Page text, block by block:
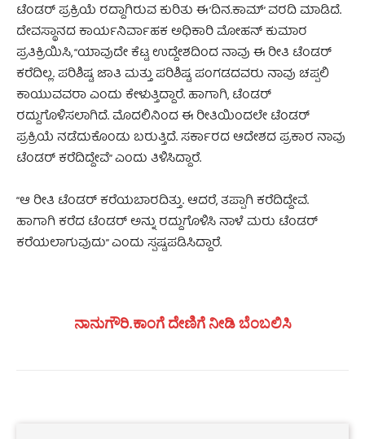
ಟೆಂಡರ್‌ ಪ್ರಕ್ರಿಯೆ ರದ್ದಾಗಿರುವ ಕುರಿತು ಈ ‘ದಿನ.ಕಾಮ್‌’ ವರದಿ ಮಾಡಿದೆ.
ದೇವಸ್ಥಾನದ ಕಾರ್ಯನಿರ್ವಾಹಕ ಅಧಿಕಾರಿ ಮೋಹನ್ ಕುಮಾರ
ಪ್ರತಿಕ್ರಿಯಿಸಿ, “ಯಾವುದೇ ಕೆಟ್ಟ ಉದ್ದೇಶದಿಂದ ನಾವು ಈ ರೀತಿ ಟೆಂಡರ್
ಕರೆದಿಲ್ಲ. ಪರಿಶಿಷ್ಟ ಜಾತಿ ಮತ್ತು ಪರಿಶಿಷ್ಟ ಪಂಗಡದವರು ನಾವು ಚಪ್ಪಲಿ
ಕಾಯುವವರಾ ಎಂದು ಕೇಳುತ್ತಿದ್ದಾರೆ. ಹಾಗಾಗಿ, ಟೆಂಡರ್
ರದ್ದುಗೊಳಿಸಲಾಗಿದೆ. ಮೊದಲಿನಿಂದ ಈ ರೀತಿಯಿಂದಲೇ ಟೆಂಡರ್
ಪ್ರಕ್ರಿಯೆ ನಡೆದುಕೊಂಡು ಬರುತ್ತಿದೆ. ಸರ್ಕಾರದ ಆದೇಶದ ಪ್ರಕಾರ ನಾವು
ಟೆಂಡರ್ ಕರೆದಿದ್ದೇವೆ” ಎಂದು ತಿಳಿಸಿದ್ದಾರೆ.
“ಆ ರೀತಿ ಟೆಂಡರ್ ಕರೆಯಬಾರದಿತ್ತು. ಆದರೆ, ತಪ್ಪಾಗಿ ಕರೆದಿದ್ದೇವೆ.
ಹಾಗಾಗಿ ಕರೆದ ಟೆಂಡರ್ ಅನ್ನು ರದ್ದುಗೊಳಿಸಿ ನಾಳೆ ಮರು ಟೆಂಡರ್
ಕರೆಯಲಾಗುವುದು” ಎಂದು ಸ್ಪಷ್ಟಪಡಿಸಿದ್ದಾರೆ.
ನಾನುಗೌರಿ.ಕಾಂಗೆ ದೇಣಿಗೆ ನೀಡಿ ಬೆಂಬಲಿಸಿ